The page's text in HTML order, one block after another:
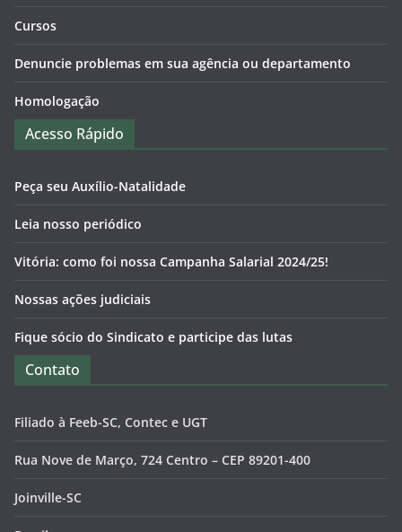
Cursos
Denuncie problemas em sua agência ou departamento
Homologação
Acesso Rápido
Peça seu Auxílio-Natalidade
Leia nosso periódico
Vitória: como foi nossa Campanha Salarial 2024/25!
Nossas ações judiciais
Fique sócio do Sindicato e participe das lutas
Contato
Filiado à Feeb-SC, Contec e UGT
Rua Nove de Março, 724 Centro – CEP 89201-400
Joinville-SC